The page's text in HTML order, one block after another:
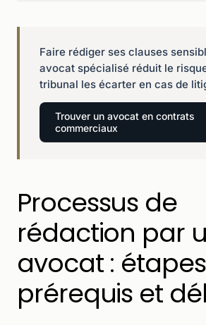
Faire rédiger ses clauses
avocat spécialisé réduit le
tribunal les écarter en cas de
Trouver un avocat en contrats
commerciaux
Processus de
rédaction par
avocat :
prérequis et